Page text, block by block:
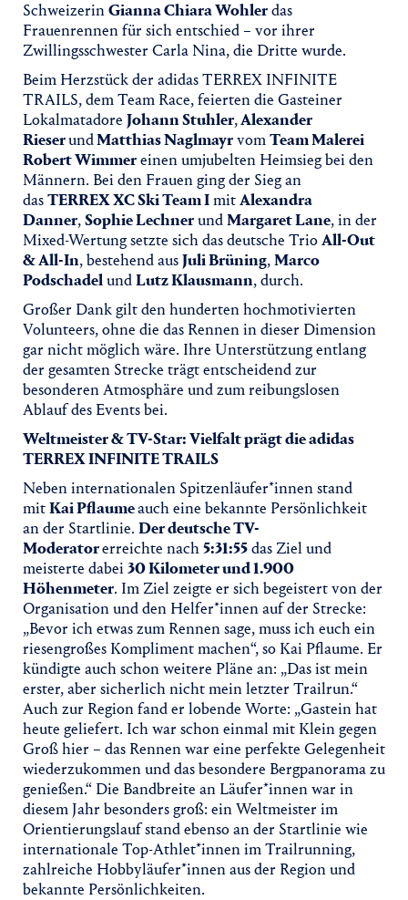
SchweizerinGianna Chiara Wohlerdas
Frauenrennen für sich entschied – vor ihrer
Zwillingsschwester Carla Nina, die Dritte wurde.
Beim Herzstück der adidas TERREX INFINITE
TRAILS, dem Team Race, feierten die Gasteiner
Lokalmatadore Johann Stuhler,Alexander
RieserundMatthias NaglmayrvomTeam Malerei
Robert Wimmereinen umjubelten Heimsieg bei den
Männern. Bei den Frauen ging der Sieg an
dasTERREX XC Ski Team ImitAlexandra
Danner,Sophie LechnerundMargaret Lane, in der
Mixed-Wertung setzte sich das deutsche TrioAll-Out
& All-In, bestehend ausJuli Brüning,Marco
PodschadelundLutz Klausmann, durch.
Großer Dank gilt den hunderten hochmotivierten
Volunteers, ohne die das Rennen in dieser Dimension
gar nicht möglich wäre. Ihre Unterstützung entlang
der gesamten Strecke trägt entscheidend zur
besonderen Atmosphäre und zum reibungslosen
Ablauf des Events bei.
Weltmeister & TV-Star: Vielfalt prägt die adidas
TERREX INFINITE TRAILS
Neben internationalen Spitzenläufer*innen stand
mitKai Pflaumeauch eine bekannte Persönlichkeit
an der Startlinie. Der deutsche TV-
Moderatorerreichte nach5:31:55das Ziel und
meisterte dabei30 Kilometer und 1.900
Höhenmeter. Im Ziel zeigte er sich begeistert von der
Organisation und den Helfer*innen auf der Strecke:
„Bevor ich etwas zum Rennen sage, muss ich euch ein
riesengroßes Kompliment machen“, so Kai Pflaume. Er
kündigte auch schon weitere Pläne an: „Das ist mein
erster, aber sicherlich nicht mein letzter Trailrun.“
Auch zur Region fand er lobende Worte: „Gastein hat
heute geliefert. Ich war schon einmal mit Klein gegen
Groß hier – das Rennen war eine perfekte Gelegenheit
wiederzukommen und das besondere Bergpanorama zu
genießen.“ Die Bandbreite an Läufer*innen war in
diesem Jahr besonders groß: ein Weltmeister im
Orientierungslauf stand ebenso an der Startlinie wie
internationale Top-Athlet*innen im Trailrunning,
zahlreiche Hobbyläufer*innen aus der Region und
bekannte Persönlichkeiten.